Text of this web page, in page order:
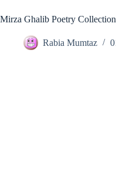
Mirza Ghalib Poetry
Rabia Mumtaz